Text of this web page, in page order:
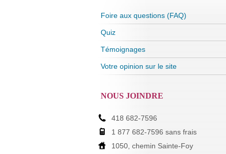
Foire aux questions (FAQ)
Quiz
Témoignages
Votre opinion sur le site
NOUS JOINDRE
418 682-7596
1 877 682-7596 sans frais
1050, chemin Sainte-Foy